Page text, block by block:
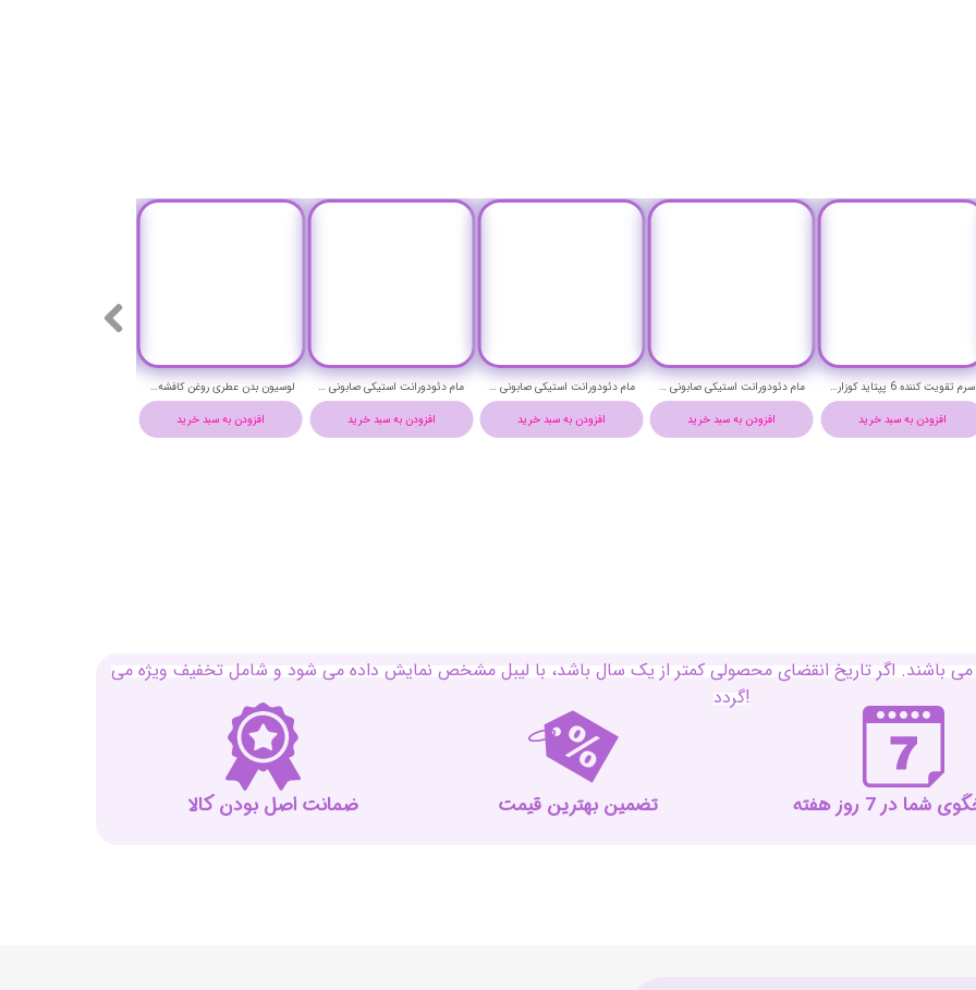
لوسیون بدن عطری روغن کافشه با رایحه دولچه گابانا پوتنزا حچم 250 میلی لیتر - POTENZA PERFUME BODY LOTION
افزودن به سبد خرید
مام دئودورانت استیکی صابونی ضد تعریق اسپرت 48 ساعته آستیاژا مدل ورزشی حجم ۵۰ میلی لیتر - ASTYAZHA DEODORANT WORK OUT STICK
افزودن به سبد خرید
مام دئودورانت استیکی صابونی ضد تعریق زنانه 48 ساعته آستیاژا مدل نرم و حساس حجم ۵۰ میلی لیتر - ASTYAZHA DEODORANT SMOOTH AND SENSITIVE STICK
افزودن به سبد خرید
مام دئودورانت استیکی صابونی ضد تعریق زنانه 48 ساعته آستیاژا مدل سرحال و فعال حجم ۵۰ میلی لیتر - ASTYAZHA DEODORANT FRESH ACTIVE STICK
افزودن به سبد خرید
سرم تقویت کننده 6 پپتاید کوزارکس حجم 150 میلی لیتر - COSRX The 6 Peptide Skin Booster Serum
افزودن به سبد خرید
باشند. اگر تاریخ انقضای محصولی کمتر از یک سال باشد، با لیبل مشخص نمایش داده می شود و شامل تخفیف ویژه می
گردد!
ضمانت اصل بودن کالا تضمین بهترین قیمت شما در 7 روز هفته